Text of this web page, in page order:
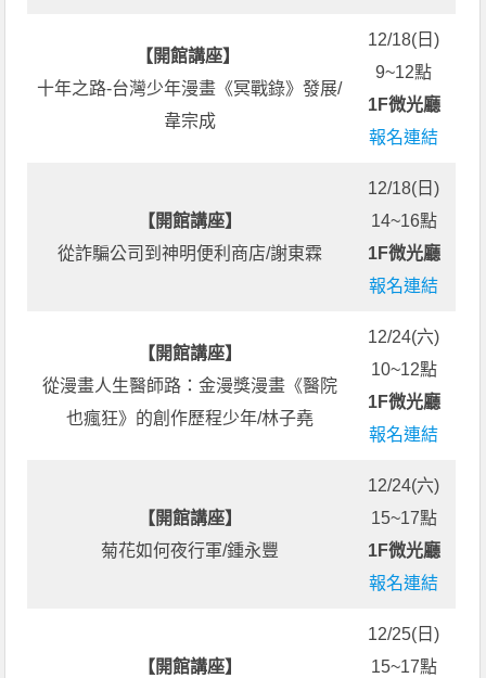
【開館講座】
十年之路-台灣少年漫畫《冥戰錄》發展/
韋宗成
12/18(日)
9~12點
1F微光廳
報名連結
【開館講座】
從詐騙公司到神明便利商店/謝東霖
12/18(日)
14~16點
1F微光廳
報名連結
【開館講座】
從漫畫人生醫師路：金漫獎漫畫《醫院
也瘋狂》的創作歷程少年/林子堯
12/24(六)
10~12點
1F微光廳
報名連結
【開館講座】
菊花如何夜行軍/鍾永豐
12/24(六)
15~17點
1F微光廳
報名連結
【開館講座】
12/25(日)
15~17點